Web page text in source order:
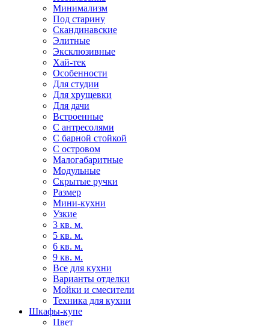
Минимализм
Под старину
Скандинавские
Элитные
Эксклюзивные
Хай-тек
Особенности
Для студии
Для хрущевки
Для дачи
Встроенные
С антресолями
С барной стойкой
С островом
Малогабаритные
Модульные
Скрытые ручки
Размер
Мини-кухни
Узкие
3 кв. м.
5 кв. м.
6 кв. м.
9 кв. м.
Все для кухни
Варианты отделки
Мойки и смесители
Техника для кухни
Шкафы-купе
Цвет